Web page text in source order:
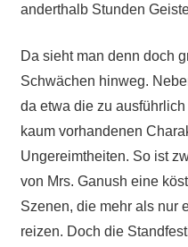
anderthalb Stunden
Da sieht man denn doch
Schwächen hinweg.
da etwa die zu
kaum vorhandenen
Ungereimtheiten. So ist
von Mrs. Ganush eine
Szenen, die mehr als nur
reizen. Doch die